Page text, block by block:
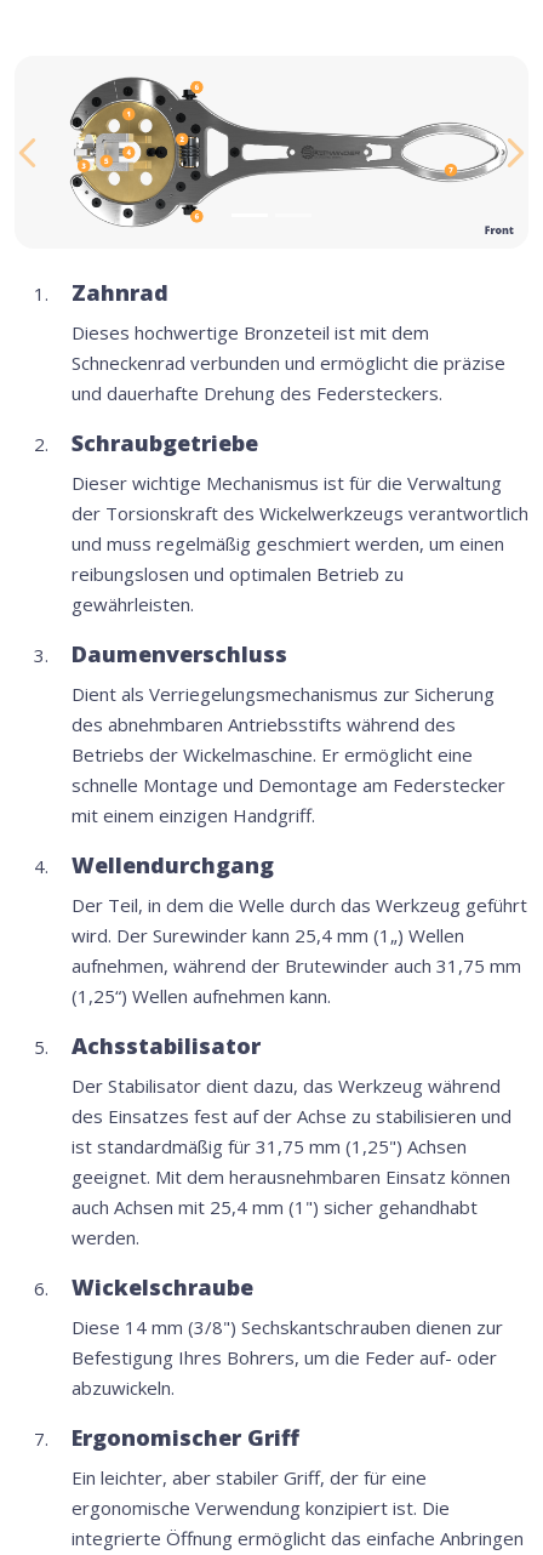
Previous
Zahnrad
Dieses hochwertige Bronzeteil ist mit dem
Schneckenrad verbunden und ermöglicht die präzise
und dauerhafte Drehung des Federsteckers.
Schraubgetriebe
Dieser wichtige Mechanismus ist für die Verwaltung
der Torsionskraft des Wickelwerkzeugs verantwortlich
und muss regelmäßig geschmiert werden, um einen
reibungslosen und optimalen Betrieb zu
gewährleisten.
Daumenverschluss
Dient als Verriegelungsmechanismus zur Sicherung
des abnehmbaren Antriebsstifts während des
Betriebs der Wickelmaschine. Er ermöglicht eine
schnelle Montage und Demontage am Federstecker
mit einem einzigen Handgriff.
Wellendurchgang
Der Teil, in dem die Welle durch das Werkzeug geführt
wird. Der Surewinder kann 25,4 mm (1„) Wellen
aufnehmen, während der Brutewinder auch 31,75 mm
(1,25“) Wellen aufnehmen kann.
Achsstabilisator
Der Stabilisator dient dazu, das Werkzeug während
des Einsatzes fest auf der Achse zu stabilisieren und
ist standardmäßig für 31,75 mm (1,25") Achsen
geeignet. Mit dem herausnehmbaren Einsatz können
auch Achsen mit 25,4 mm (1") sicher gehandhabt
werden.
Wickelschraube
Diese 14 mm (3/8") Sechskantschrauben dienen zur
Befestigung Ihres Bohrers, um die Feder auf- oder
abzuwickeln.
Ergonomischer Griff
Ein leichter, aber stabiler Griff, der für eine
ergonomische Verwendung konzipiert ist. Die
integrierte Öffnung ermöglicht das einfache Anbringen